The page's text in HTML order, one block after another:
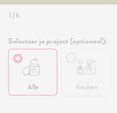
1 / 6
Selecteer je project (optioneel):
Alle Keuken